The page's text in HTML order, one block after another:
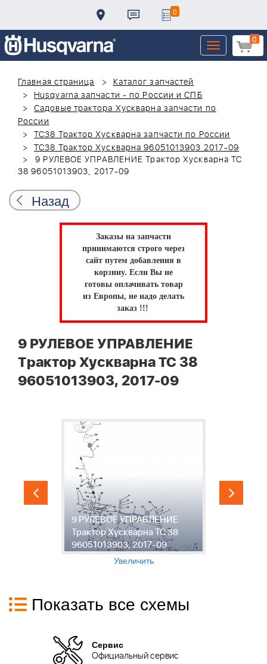
0
0
Toggle
navigation
Главная страница
Каталог запчастей
Husqvarna запчасти - по России и СПБ
Садовые трактора Хускварна запчасти по
России
TC38 Трактор Хускварна запчасти по России
TC38 Трактор Хускварна 96051013903 2017-09
9 РУЛЕВОЕ УПРАВЛЕНИЕ Трактор Хускварна TC
38 96051013903, 2017-09
Назад
Заказы на запчасти
принимаются строго через
сайт путем добавления в
корзину. Если Вы не
готовы оплачивать товар
из Европы, не надо делать
заказ !!!
9 РУЛЕВОЕ УПРАВЛЕНИЕ
Трактор Хускварна TC 38
96051013903, 2017-09
9 РУЛЕВОЕ УПРАВЛЕНИЕ
Трактор Хускварна TC 38
96051013903, 2017-09
Увеличить
Показать все схемы
Сервис
Официальный сервис